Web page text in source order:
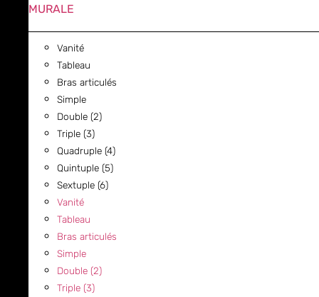
MURALE
Vanité
Tableau
Bras articulés
Simple
Double (2)
Triple (3)
Quadruple (4)
Quintuple (5)
Sextuple (6)
Vanité
Tableau
Bras articulés
Simple
Double (2)
Triple (3)